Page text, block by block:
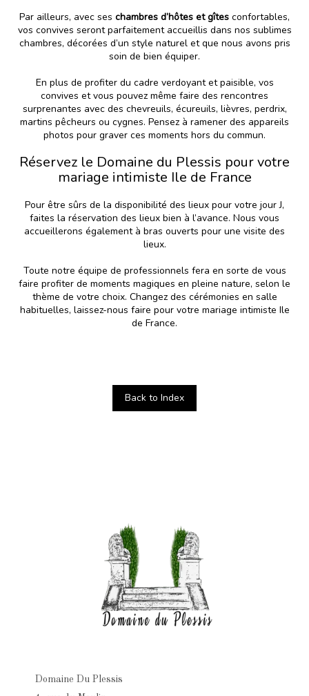
Par ailleurs, avec ses chambres d’hôtes et gîtes confortables,
vos convives seront parfaitement accueillis dans nos sublimes
chambres, décorées d’un style naturel et que nous avons pris
soin de bien équiper.
En plus de profiter du cadre verdoyant et paisible, vos
convives et vous pouvez même faire des rencontres
surprenantes avec des chevreuils, écureuils, lièvres, perdrix,
martins pêcheurs ou cygnes. Pensez à ramener des appareils
photos pour graver ces moments hors du commun.
Réservez le Domaine du Plessis pour votre
mariage intimiste Ile de France
Pour être sûrs de la disponibilité des lieux pour votre jour J,
faites la réservation des lieux bien à l’avance. Nous vous
accueillerons également à bras ouverts pour une visite des
lieux.
Toute notre équipe de professionnels fera en sorte de vous
faire profiter de moments magiques en pleine nature, selon le
thème de votre choix. Changez des cérémonies en salle
habituelles, laissez-nous faire pour votre mariage intimiste Ile
de France.
Back to Index
Domaine Du Plessis